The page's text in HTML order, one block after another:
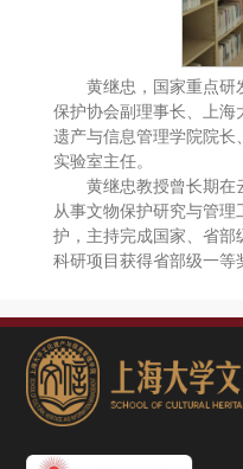
黄继忠，国家重点研
保护协会副理事长、上海
遗产与信息管理学院院长
实验室主任。
黄继忠教授曾长期在
从事文物保护研究与管
护，主持完成国家、省部
科研项目获得省部级一等